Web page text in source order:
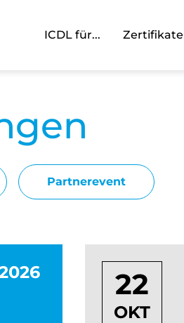
ICDL für... Zertifikate
Partnerevent
22
OKT